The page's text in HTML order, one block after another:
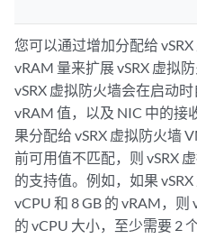
您可以通过增加分配给
vRAM 量来扩展 vSRX 虚拟
vSRX 虚拟防火墙会在启动
vRAM 值，以及 NIC 中的接
果分配给 vSRX 虚拟防火墙
前可用值不匹配，则 vSRX
的支持值。例如，如果
vCPU 和 8 GB 的 vRAM，
的 vCPU 大小，至少需要 2